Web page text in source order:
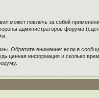
может повлечь за собой
администраторов форума
Обратите внимание: если в
ценная информация и сколько